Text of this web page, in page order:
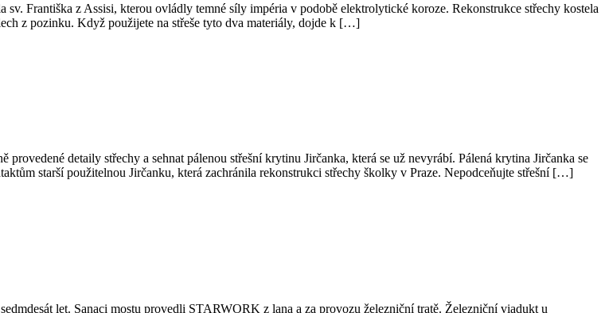
Františka z Assisi, kterou ovládly temné síly impéria v podobě elektrolytické koroze. Rekonstrukce střechy kostela
z pozinku. Když použijete na střeše tyto dva materiály, dojde k […]
detaily střechy a sehnat pálenou střešní krytinu Jirčanka, která se už nevyrábí. Pálená krytina Jirčanka se
starší použitelnou Jirčanku, která zachránila rekonstrukci střechy školky v Praze. Nepodceňujte střešní […]
let. Sanaci mostu provedli STARWORK z lana a za provozu železniční tratě. Železniční viadukt u